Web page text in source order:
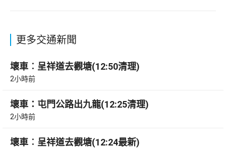
更多交通新聞
壞車︰呈祥道去觀塘(12:50清理)
2小時前
壞車：屯門公路出九龍(12:25清理)
2小時前
壞車︰呈祥道去觀塘(12:24最新)